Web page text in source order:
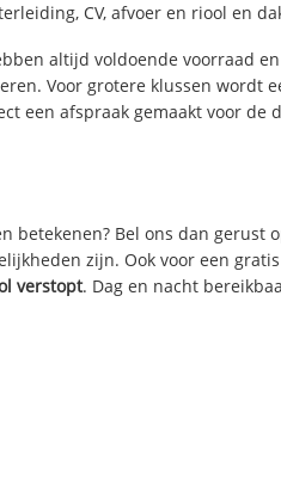
CV, afvoer en riool en
altijd voldoende voorraad
Voor grotere klussen wordt
een afspraak gemaakt voor de
betekenen? Bel ons dan gerust
zijn. Ook voor een gratis
verstopt. Dag en nacht